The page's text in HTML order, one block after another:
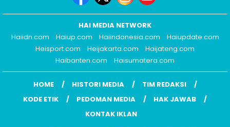
HAI MEDIA NETWORK
Haiidn.com
Haiup.com Haiindonesia.com
Haiupdate.com
Heisport.com
Heijakarta.com
Haijateng.com
Haibanten.com
Haisumatera.com
HOME HISTORI MEDIA
TIM REDAKSI
KODE ETIK
PEDOMAN MEDIA
HAK JAWAB
KONTAK IKLAN